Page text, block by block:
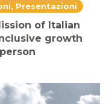
Presentazioni
of Italian
growth